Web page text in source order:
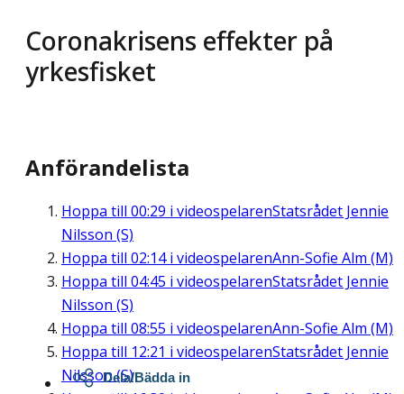
Coronakrisens effekter på
yrkesfisket
Anförandelista
Hoppa till 00:29 i videospelarenStatsrådet Jennie
Nilsson (S)
Hoppa till 02:14i videospelarenAnn-Sofie Alm (M)
Hoppa till 04:45 i videospelarenStatsrådet Jennie
Nilsson (S)
Hoppa till 08:55 i videospelarenAnn-Sofie Alm (M)
Hoppa till 12:21 i videospelarenStatsrådet Jennie
Nilsson (S)Dela/Bädda in